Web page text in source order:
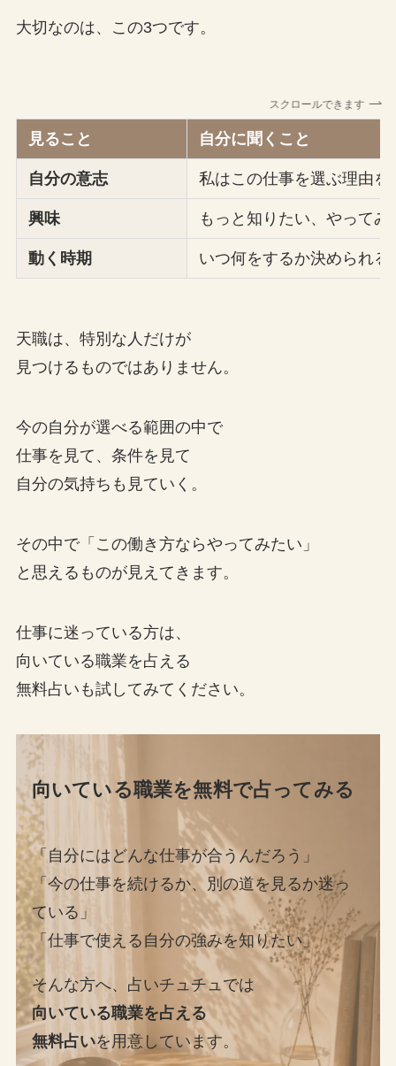
大切なのは、この3つです。
スクロールできます
見ること 自分に聞くこと
自分の意志 私はこの仕事を選ぶ理由を
興味 もっと知りたい、やって
動く時期 いつ何をするか決められる
天職は、特別な人だけが
見つけるものではありません。
今の自分が選べる範囲の中で
仕事を見て、条件を見て
自分の気持ちも見ていく。
その中で「この働き方ならやってみたい」
と思えるものが見えてきます。
仕事に迷っている方は、
向いている職業を占える
無料占いも試してみてください。
向いている職業を無料で占ってみる
「自分にはどんな仕事が合うんだろう」
「今の仕事を続けるか、別の道を見るか迷っ
ている」
「仕事で使える自分の強みを知りたい」
そんな方へ、占いチュチュでは
向いている職業を占える
無料占いを用意しています。